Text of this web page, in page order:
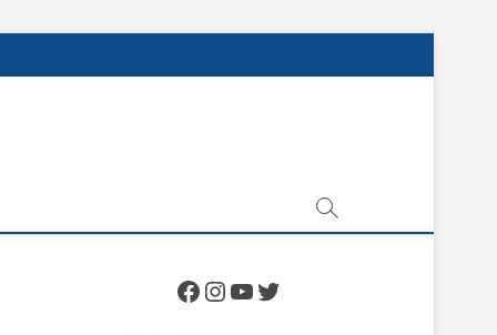
Facebook
Instagram
YouTube
Twitter